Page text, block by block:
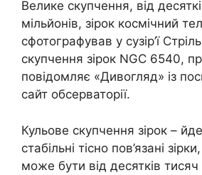
Велике скупчення, від
мільйонів, зірок космічний
сфотографував у сузір’ї
скупчення зірок NGC 6540,
повідомляє «Дивогляд» із
сайт обсерваторії.
Кульове скупчення зірок –
стабільні тісно пов’язані
може бути від десятків тисяч